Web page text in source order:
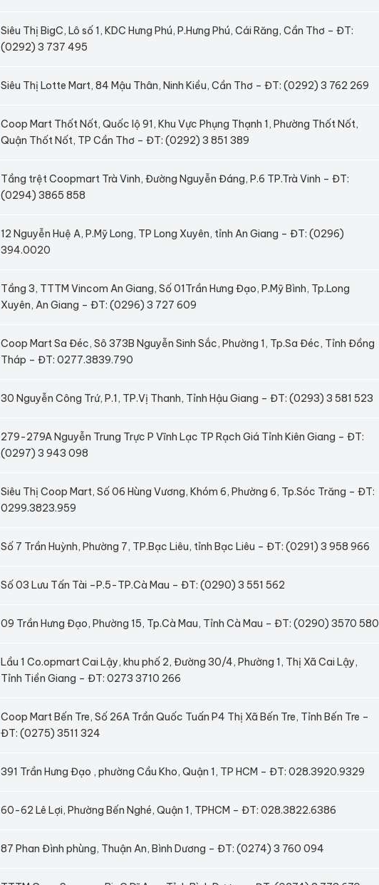
Siêu Thị BigC, Lô số 1, KDC Hưng Phú, P.Hưng Phú, Cái Răng, Cần Thơ – ĐT:
(0292) 3 737 495
Siêu Thị Lotte Mart, 84 Mậu Thân, Ninh Kiều, Cần Thơ – ĐT: (0292) 3 762 269
Coop Mart Thốt Nốt, Quốc lộ 91, Khu Vực Phụng Thạnh 1, Phường Thốt Nốt,
Quận Thốt Nốt, TP Cần Thơ – ĐT: (0292) 3 851 389
Tầng trệt Coopmart Trà Vinh, Đường Nguyễn Đáng, P.6 TP.Trà Vinh – ĐT:
(0294) 3865 858
12 Nguyễn Huệ A, P.Mỹ Long, TP Long Xuyên, tỉnh An Giang – ĐT: (0296)
394.0020
Tầng 3, TTTM Vincom An Giang, Số 01Trần Hưng Đạo, P.Mỹ Bình, Tp.Long
Xuyên, An Giang – ĐT: (0296) 3 727 609
Coop Mart Sa Đéc, Sô 373B Nguyễn Sinh Sắc, Phường 1, Tp.Sa Đéc, Tỉnh Đồng
Tháp – ĐT: 0277.3839.790
30 Nguyễn Công Trứ, P.1, TP.Vị Thanh, Tỉnh Hậu Giang – ĐT: (0293) 3 581 523
279-279A Nguyễn Trung Trực P Vĩnh Lạc TP Rạch Giá Tỉnh Kiên Giang – ĐT:
(0297) 3 943 098
Siêu Thị Coop Mart, Số 06 Hùng Vương, Khóm 6, Phường 6, Tp.Sóc Trăng – ĐT:
0299.3823.959
Số 7 Trần Huỳnh, Phường 7, TP.Bạc Liêu, tỉnh Bạc Liêu – ĐT: (0291) 3 958 966
Số 03 Lưu Tấn Tài –P.5-TP.Cà Mau – ĐT: (0290) 3 551 562
09 Trần Hưng Đạo, Phường 15, Tp.Cà Mau, Tỉnh Cà Mau – ĐT: (0290) 3570 580
Lầu 1 Co.opmart Cai Lậy, khu phố 2, Đường 30/4, Phường 1, Thị Xã Cai Lậy,
Tỉnh Tiền Giang – ĐT: 0273 3710 266
Coop Mart Bến Tre, Số 26A Trần Quốc Tuấn P4 Thị Xã Bến Tre, Tỉnh Bến Tre –
ĐT: (0275) 3511 324
391 Trần Hưng Đạo , phường Cầu Kho, Quận 1, TP HCM – ĐT: 028.3920.9329
60-62 Lê Lợi, Phường Bến Nghé, Quận 1, TPHCM – ĐT: 028.3822.6386
87 Phan Đình phùng, Thuận An, Bình Dương – ĐT: (0274) 3 760 094